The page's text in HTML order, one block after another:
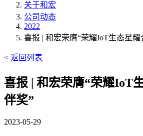
关于和宏
公司动态
2022
喜报 | 和宏荣膺“荣耀IoT生态星耀
< 返回列表
喜报 | 和宏荣膺“荣耀IoT
伴奖”
2023-05-29